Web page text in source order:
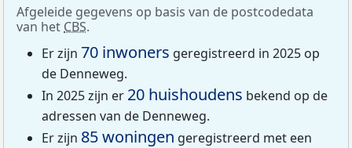
Afgeleide gegevens op basis van de postcodedata
van het CBS.
Er zijn 70 inwoners geregistreerd in 2025 op
de Denneweg.
In 2025 zijn er 20 huishoudens bekend op de
adressen van de Denneweg.
Er zijn 85 woningen geregistreerd met een